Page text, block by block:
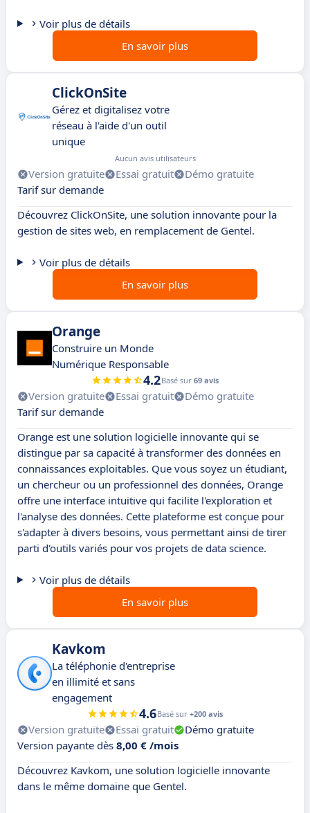
Voir plus de détails
En savoir plus
ClickOnSite
Gérez et digitalisez votre
réseau à l'aide d'un outil
unique
Aucun avis utilisateurs
Version gratuite Essai gratuit
Démo gratuite
Tarif sur demande
Découvrez ClickOnSite, une solution innovante pour la
gestion de sites web, en remplacement de Gentel.
Voir plus de détails
En savoir plus
Orange
Construire un Monde
Numérique Responsable
4.2Basé sur 69 avis
Version gratuite Essai gratuit
Démo gratuite
Tarif sur demande
Orange est une solution logicielle innovante qui se
distingue par sa capacité à transformer des données en
connaissances exploitables. Que vous soyez un étudiant,
un chercheur ou un professionnel des données, Orange
offre une interface intuitive qui facilite l'exploration et
l'analyse des données. Cette plateforme est conçue pour
s'adapter à divers besoins, vous permettant ainsi de tirer
parti d'outils variés pour vos projets de data science.
Voir plus de détails
En savoir plus
Kavkom
La téléphonie d'entreprise
en illimité et sans
engagement
4.6Basé sur +200 avis
Version gratuite Essai gratuit
Démo gratuite
Version payante dès 8,00 € /mois
Découvrez Kavkom, une solution logicielle innovante
dans le même domaine que Gentel.